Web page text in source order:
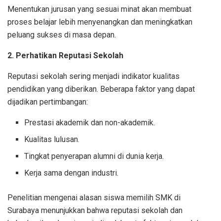
Menentukan jurusan yang sesuai minat akan membuat
proses belajar lebih menyenangkan dan meningkatkan
peluang sukses di masa depan.
2. Perhatikan Reputasi Sekolah
Reputasi sekolah sering menjadi indikator kualitas
pendidikan yang diberikan. Beberapa faktor yang dapat
dijadikan pertimbangan:
Prestasi akademik dan non-akademik.
Kualitas lulusan.
Tingkat penyerapan alumni di dunia kerja.
Kerja sama dengan industri.
Penelitian mengenai alasan siswa memilih SMK di
Surabaya menunjukkan bahwa reputasi sekolah dan